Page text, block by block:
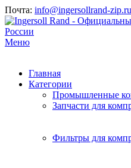
Почта: info@ingersollrand-zip.ru
Меню
Главная
Категории
Промышленные
Запчасти для
Фильтры для